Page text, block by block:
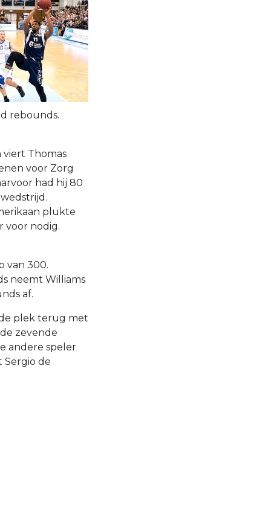
rebounds.
Thomas
voor Zorg
had hij 80
plukte
voor nodig.
van 300.
neemt Williams
af.
plek terug met
zevende
andere speler
Sergio de